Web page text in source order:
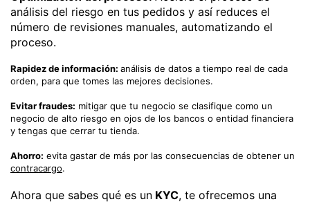
análisis del riesgo en tus pedidos y así reduces el
número de revisiones manuales, automatizando el
proceso.
Rapidez de información: análisis de datos a tiempo real de cada
orden, para que tomes las mejores decisiones.
Evitar fraudes: mitigar que tu negocio se clasifique como un
negocio de alto riesgo en ojos de los bancos o entidad financiera
y tengas que cerrar tu tienda.
Ahorro: evita gastar de más por las consecuencias de obtener un
contracargo.
Ahora que sabes qué es un KYC, te ofrecemos una